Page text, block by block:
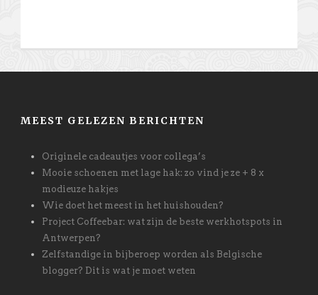
MEEST GELEZEN BERICHTEN
Originele cadeautjes voor collega’s
Mooie schoenen met lage hak: zo vind je ze + 8 x
modieuze hakjes
Wie doet het meest in het huishouden?
Project Coffeebar: wat zijn de beste werkhotspots in
Antwerpen?
Zelfstandige in bijberoep worden als Belgische
blogger? Dit is wat je moet weten